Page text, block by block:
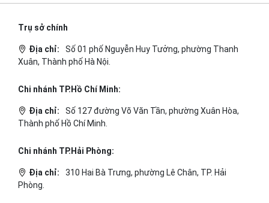
Trụ sở chính
Địa chỉ:
Số 01 phố Nguyễn Huy Tưởng, phường Thanh
Xuân, Thành phố Hà Nội.
Chi nhánh TP.Hồ Chí Minh:
Địa chỉ:
Số 127 đường Võ Văn Tần, phường Xuân Hòa,
Thành phố Hồ Chí Minh.
Chi nhánh TP.Hải Phòng:
Địa chỉ:
310 Hai Bà Trưng, phường Lê Chân, TP. Hải
Phòng.